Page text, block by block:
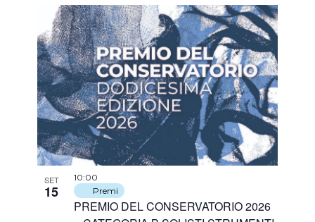
SET
15
PREMIO DEL CONSERVATORIO 2026
10:00
Premi